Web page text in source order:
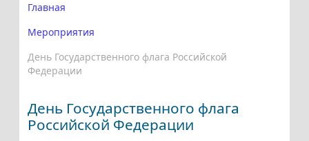
Главная
Мероприятия
День Государственного флага Российской
Федерации
День Государственного флага
Российской Федерации